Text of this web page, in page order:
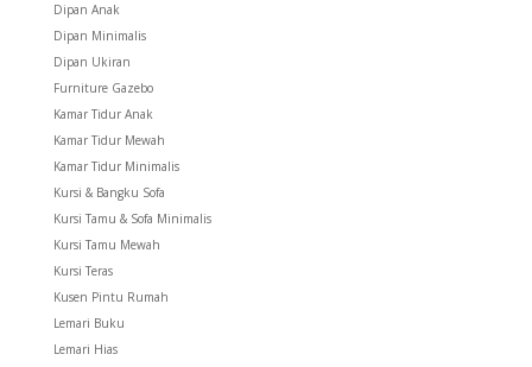
Dipan Anak
Dipan Minimalis
Dipan Ukiran
Furniture Gazebo
Kamar Tidur Anak
Kamar Tidur Mewah
Kamar Tidur Minimalis
Kursi & Bangku Sofa
Kursi Tamu & Sofa Minimalis
Kursi Tamu Mewah
Kursi Teras
Kusen Pintu Rumah
Lemari Buku
Lemari Hias